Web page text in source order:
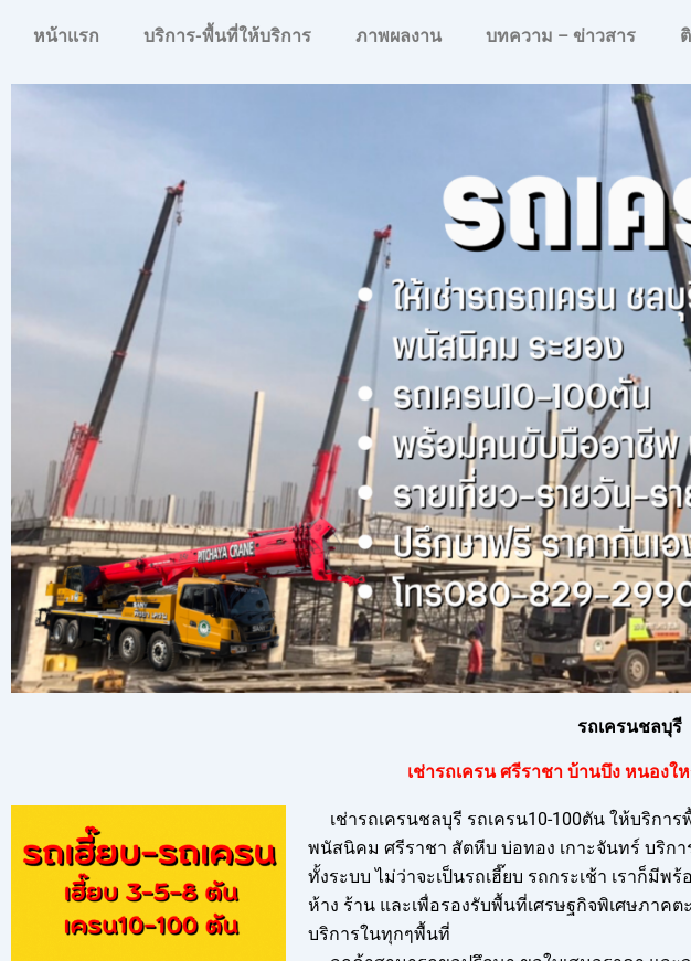
หน้าเเรก บริการ-พื้นที่ให้บริการ ภาพผลงาน บทความ – ข่าวสาร
รถเครนชลบุรี
เช่ารถเครน ศรีราชา บ้านบึง หนอง
เช่ารถเครนชลบุรี รถเครน10-100ตัน ให้บริกา
พนัสนิคม ศรีราชา สัตหีบ บ่อทอง เกาะจันทร์ บริก
ทั้งระบบ ไม่ว่าจะเป็นรถเฮี๊ยบ รถกระเช้า เราก็มี
ห้าง ร้าน และเพื่อรองรับพื้นที่เศรษฐกิจพิเศษภาคต
บริการในทุกๆพื้นที่